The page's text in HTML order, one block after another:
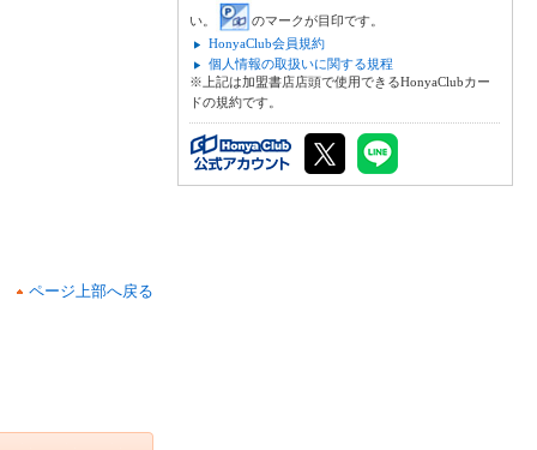
ページ上部へ戻る
い。
のマークが目印です。
HonyaClub会員規約
個人情報の取扱いに関する規程
※上記は加盟書店店頭で使用できるHonyaClubカー
ドの規約です。